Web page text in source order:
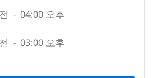
- 04:00 오후
- 03:00 오후